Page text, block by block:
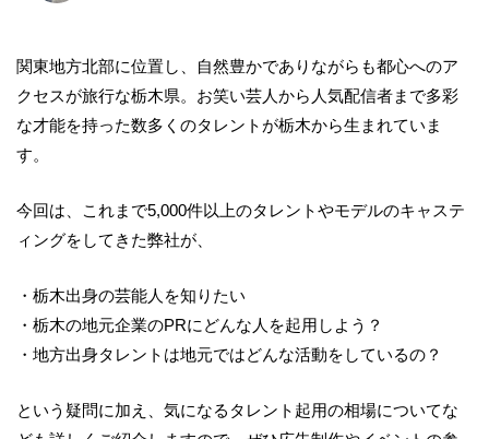
関東地方北部に位置し、自然豊かでありながらも都心へのア
クセスが旅行な栃木県。お笑い芸人から人気配信者まで多彩
な才能を持った数多くのタレントが栃木から生まれていま
す。
今回は、これまで5,000件以上のタレントやモデルのキャステ
ィングをしてきた弊社が、
・栃木出身の芸能人を知りたい
・栃木の地元企業のPRにどんな人を起用しよう？
・地方出身タレントは地元ではどんな活動をしているの？
という疑問に加え、気になるタレント起用の相場についてな